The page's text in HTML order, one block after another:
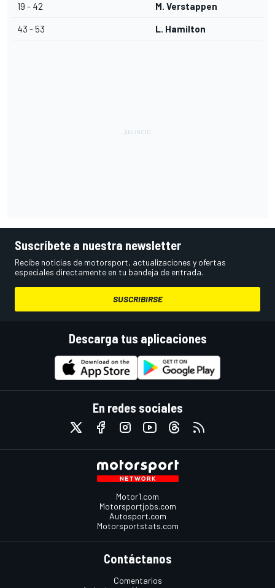
19 - 42 M. Verstappen
43 - 53 L. Hamilton
Suscríbete a nuestra newsletter
Recibe noticias de motorsport, actualizaciones y ofertas
especiales directamente en tu bandeja de entrada.
SUSCRIBIRSE
Descarga tus aplicaciones
En redes sociales
Motor1.com
Motorsportjobs.com
Autosport.com
Motorsportstats.com
Contáctanos
Comentarios